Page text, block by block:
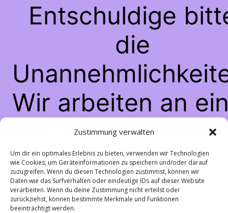
Zustimmung verwalten
Um dir ein optimales Erlebnis zu bieten, verwenden wir Technologien
wie Cookies, um Geräteinformationen zu speichern und/oder darauf
zuzugreifen. Wenn du diesen Technologien zustimmst, können wir
Daten wie das Surfverhalten oder eindeutige IDs auf dieser Website
verarbeiten. Wenn du deine Zustimmung nicht erteilst oder
zurückziehst, können bestimmte Merkmale und Funktionen
beeinträchtigt werden.
Entschuldige
die
Wir arbeiten an
großartigen
schau bald
vorbei!